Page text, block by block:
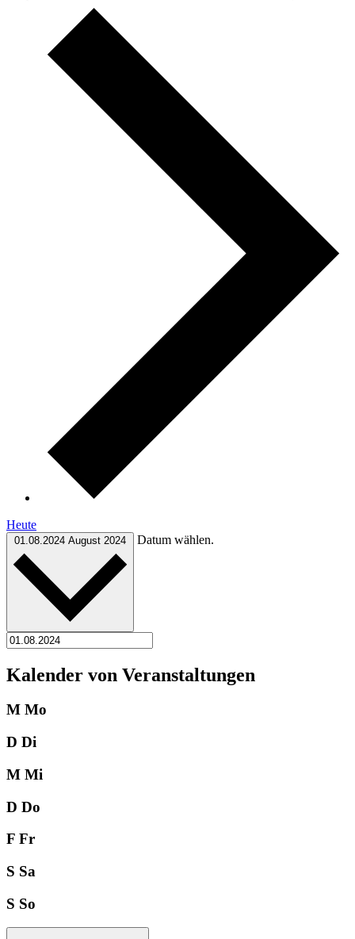
Heute
01.08.2024 August 2024 Datum wählen.
Kalender von Veranstaltungen
M Mo
D Di
M Mi
D Do
F Fr
S Sa
S So